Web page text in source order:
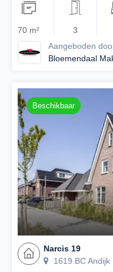
70 m² 3
Aangeboden
Bloemendaal
Beschikbaar
Narcis 19
1619 BC Andijk